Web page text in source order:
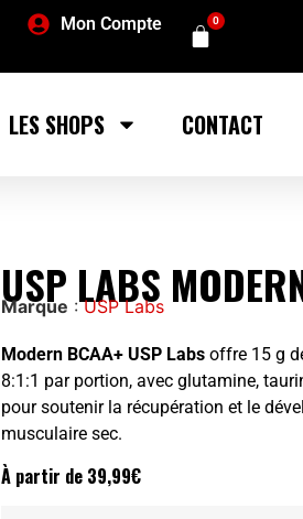
Mon Compte 0
LES SHOPS CONTACT
USP LABS
Marque :USP Labs
Modern BCAA+ USP Labs offre 15 g
8:1:1 par portion, avec glutamine,
pour soutenir la récupération et le
musculaire sec.
À partir de 39,99€